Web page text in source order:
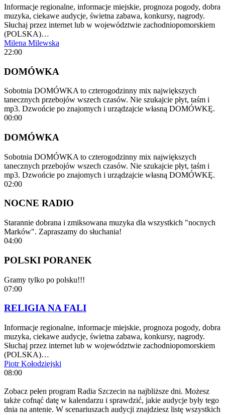
Informacje regionalne, informacje miejskie, prognoza pogody, dobra
muzyka, ciekawe audycje, świetna zabawa, konkursy, nagrody.
Słuchaj przez internet lub w województwie zachodniopomorskiem
(POLSKA)…
Milena Milewska
22:00
DOMÓWKA
Sobotnia DOMÓWKA to czterogodzinny mix największych
tanecznych przebojów wszech czasów. Nie szukajcie płyt, taśm i
mp3. Dzwońcie po znajomych i urządzajcie własną DOMÓWKĘ.
00:00
DOMÓWKA
Sobotnia DOMÓWKA to czterogodzinny mix największych
tanecznych przebojów wszech czasów. Nie szukajcie płyt, taśm i
mp3. Dzwońcie po znajomych i urządzajcie własną DOMÓWKĘ.
02:00
NOCNE RADIO
Starannie dobrana i zmiksowana muzyka dla wszystkich "nocnych
Marków". Zapraszamy do słuchania!
04:00
POLSKI PORANEK
Gramy tylko po polsku!!!
07:00
RELIGIA NA FALI
Informacje regionalne, informacje miejskie, prognoza pogody, dobra
muzyka, ciekawe audycje, świetna zabawa, konkursy, nagrody.
Słuchaj przez internet lub w województwie zachodniopomorskiem
(POLSKA)…
Piotr Kołodziejski
08:00
Zobacz pełen program Radia Szczecin na najbliższe dni. Możesz
także cofnąć datę w kalendarzu i sprawdzić, jakie audycje były tego
dnia na antenie. W scenariuszach audycji znajdziesz listę wszystkich